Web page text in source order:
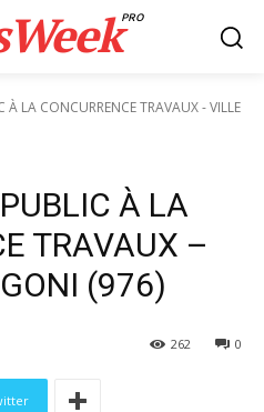
PRO
À LA CONCURRENCE TRAVAUX - VILLE
À LA
TRAVAUX –
(976)
0
262